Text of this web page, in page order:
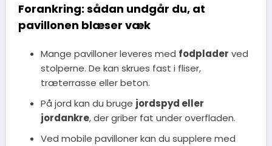
Forankring: sådan undgår du, at
pavillonen blæser væk
Mange pavilloner leveres med fodplader ved
stolperne. De kan skrues fast i fliser,
træterrasse eller beton.
På jord kan du bruge jordspyd eller
jordankre, der griber fat under overfladen.
Ved mobile pavilloner kan du supplere med